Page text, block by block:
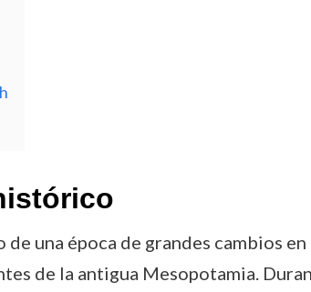
de una época de grandes cambios
de la antigua Mesopotamia.